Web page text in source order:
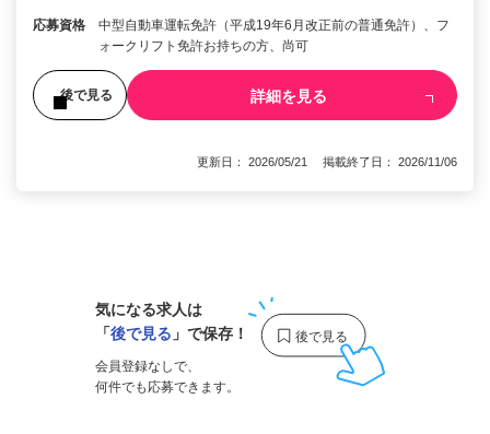
応募資格
中型自動車運転免許（平成19年6月改正前の普通免許）、フ
ォークリフト免許お持ちの方、尚可
後で見る 詳細を見る
更新日： 2026/05/21 掲載終了日： 2026/11/06
気になる求人は
「後で見る 」で保存！
会員登録なしで、
何件でも応募できます。